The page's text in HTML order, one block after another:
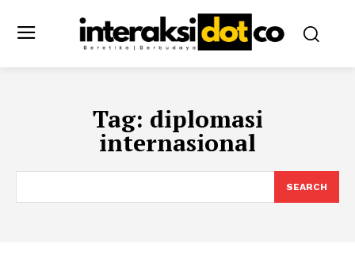
Tag: diplomasi
internasional
SEARCH